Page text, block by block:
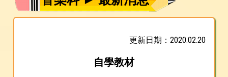
更新日期：2020.02.20
自學教材